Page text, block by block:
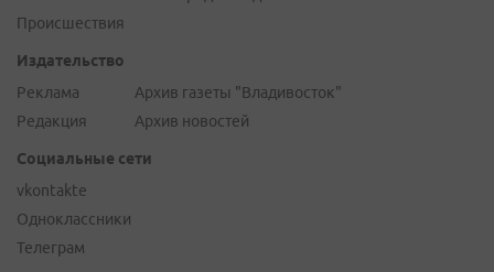
Происшествия
Издательство
Реклама
Редакция
Архив газеты "Владивосток"
Архив новостей
Социальные сети
vkontakte
Одноклассники
Телеграм